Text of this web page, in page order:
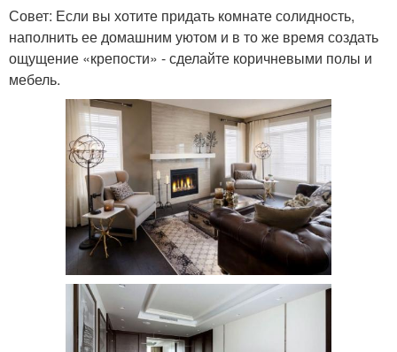
Совет: Если вы хотите придать комнате солидность,
наполнить ее домашним уютом и в то же время создать
ощущение «крепости» - сделайте коричневыми полы и
мебель.